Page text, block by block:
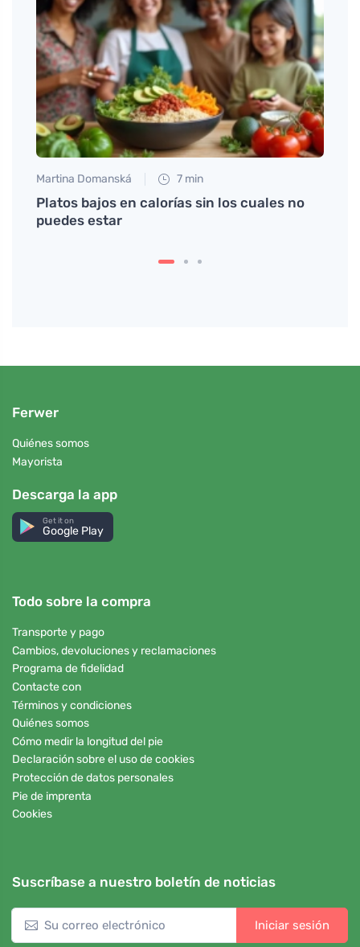
Martina Domanská 7 min
Platos bajos en calorías sin los cuales no
puedes estar
Ferwer
Quiénes somos
Mayorista
Descarga la app
Get it on
Google Play
Todo sobre la compra
Transporte y pago
Cambios, devoluciones y reclamaciones
Programa de fidelidad
Contacte con
Términos y condiciones
Quiénes somos
Cómo medir la longitud del pie
Declaración sobre el uso de cookies
Protección de datos personales
Pie de imprenta
Cookies
Suscríbase a nuestro boletín de noticias
Iniciar sesión